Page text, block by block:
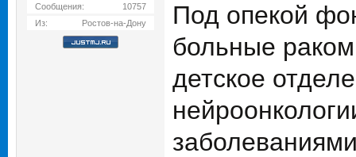
Сообщения:
10757
Из:
Ростов-на-Дону
Под опекой
больные
детское